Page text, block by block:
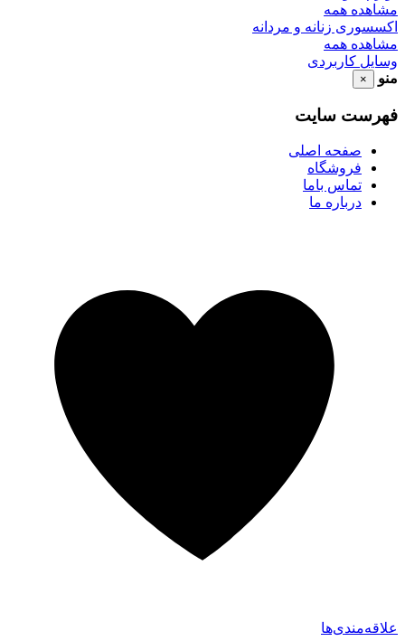
مشاهده همه
اکسسوری زنانه و مردانه
مشاهده همه
وسایل کاربردی
منو
×
فهرست سایت
صفحه اصلی
فروشگاه
تماس باما
درباره ما
علاقه‌مندی‌ها